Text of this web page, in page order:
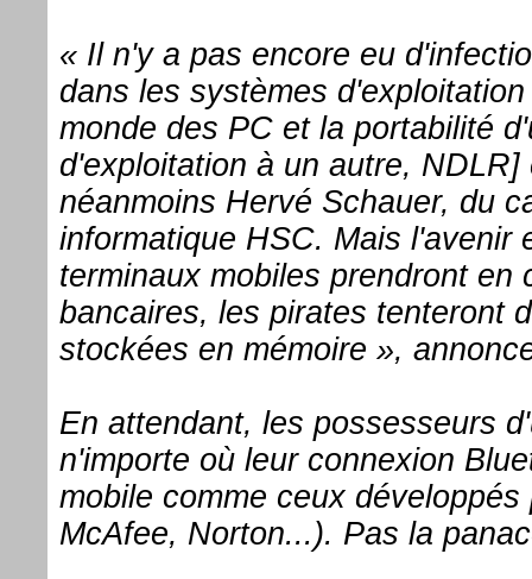
« Il n'y a pas encore eu
dans les systèmes
monde des PC et la portabilité
d'exploitation à un autre,
néanmoins Hervé Schauer, du
informatique HSC. Mais l'avenir
terminaux mobiles prendront en
bancaires, les pirates tenteront
stockées en mémoire »,
En attendant, les possesseurs
n'importe où leur connexion
mobile comme ceux
McAfee, Norton...). Pas la